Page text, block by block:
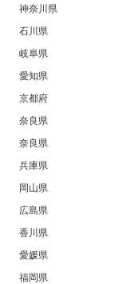
神奈川県
石川県
岐阜県
愛知県
京都府
奈良県
奈良県
兵庫県
岡山県
広島県
香川県
愛媛県
福岡県